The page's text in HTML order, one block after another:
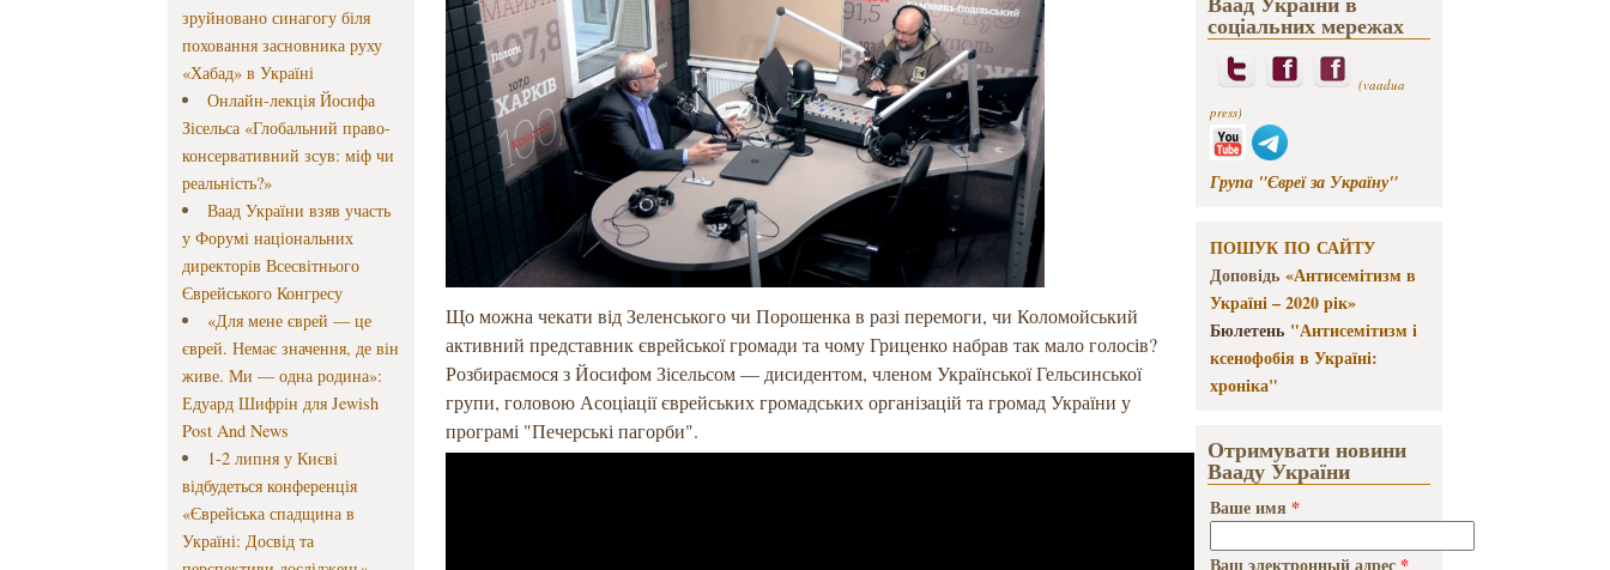
зруйновано синагогу біля
поховання засновника руху
«Хабад» в Україні
Онлайн-лекція Йосифа
Зісельса «Глобальний право-
консервативний зсув: міф чи
реальність?»
Ваад України взяв участь
у Форумі національних
директорів Всесвітнього
Єврейського Конгресу
«Для мене єврей — це
єврей. Немає значення, де він
живе. Ми — одна родина»:
Едуард Шифрін для Jewish
Post And News
1-2 липня у Києві
відбудеться конференція
«Єврейська спадщина в
Україні: Досвід та
Що можна чекати від Зеленського чи Порошенка в разі перемоги, чи Коломойський
активний представник єврейської громади та чому Гриценко набрав так мало голосів?
Розбираємося з Йосифом Зісельсом — дисидентом, членом Української Гельсинської
групи, головою Асоціації єврейських громадських організацій та громад України у
програмі "Печерські пагорби".
соціальних мережах
(vaadua
press)
Група "Євреї за Україну"
ПОШУК ПО САЙТУ
Доповідь «Антисемітизм в
Україні – 2020 рік»
Бюлетень "Антисемітизм і
ксенофобія в Україні:
хроніка"
Отримувати новини
Вааду України
Ваше имя *
Ваш электронный адрес *